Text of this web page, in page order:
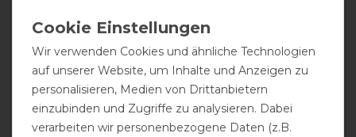
Jacke the Core Herren
104,97 € *
Kapuzenjacke the Core
Herren
statt 109,95 €
76,97 € *
Wir verwenden Cookies und ähnliche Technologien
auf unserer Website, um Inhalte und Anzeigen zu
personalisieren, Medien von Drittanbietern
einzubinden und Zugriffe zu analysieren. Dabei
verarbeiten wir personenbezogene Daten (z.B.